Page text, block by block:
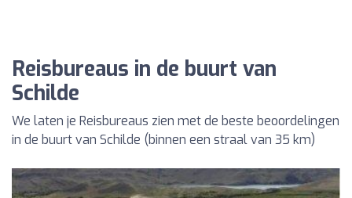
Reisbureaus in de buurt van
Schilde
We laten je Reisbureaus zien met de beste beoordelingen
in de buurt van Schilde (binnen een straal van 35 km)